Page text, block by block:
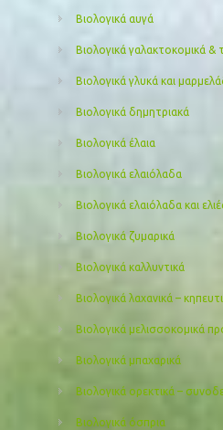
Βιολογικά αυγά
Βιολογικά γαλακτοκομικά
Βιολογικά γλυκά και
Βιολογικά δημητριακά
Βιολογικά έλαια
Βιολογικά ελαιόλαδα
Βιολογικά ελαιόλαδα και
Βιολογικά ζυμαρικά
Βιολογικά καλλυντικά
Βιολογικά λαχανικά –
Βιολογικά μελισσοκομικά
Βιολογικά μπαχαρικά
Βιολογικά ορεκτικά –
Βιολογικά όσπρια